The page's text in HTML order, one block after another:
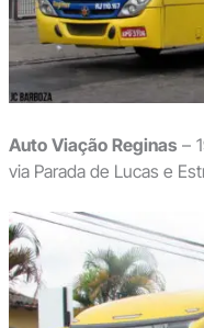
Auto Viação Reginas–
via Parada de Lucas e